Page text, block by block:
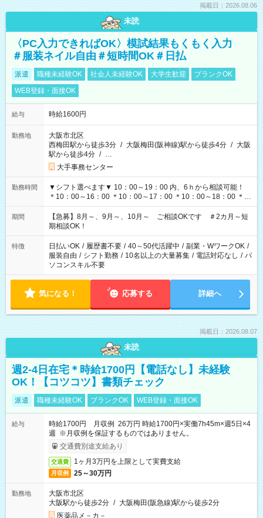
掲載日：2026.08.06
未読
〈PC入力できればOK〉模試結果もくもく入力
＃服装ネイル自由＃短時間OK＃日払
派遣 職種未経験OK 社会人未経験OK 大学生歓迎
ブランクOK
WEB登録・面接OK
給与 時給1600円
勤務地
大阪市北区
西梅田駅から徒歩3分 / 大阪梅田(阪神線)駅から徒歩4分 / 大阪
駅から徒歩4分 / …
大手事務センター
勤務時間
▼シフト選べます▼ 10：00～19：00 内、6ｈから相談可能！
＊10：00～16：00 ＊10：00～17：00 ＊10：00～18：00 ＊
11：00～19：00 ＊12：00～19：00 ＊13：00～19：00
期間
【急募】8月～、9月～、10月～ ご相談OKです ＃2カ月～短
期相談OK！
特徴 日払いOK / 履歴書不要 / 40～50代活躍中 / 副業・WワークOK /
服装自由 / シフト勤務 / 10名以上の大量募集 / 電話対応なし / パ
ソコンスキル不要
気になる！ 応募する 詳細へ
掲載日：2026.08.07
未読
週2-4日在宅＊時給1700円【電話なし】未経験
OK！【コツコツ】書類チェック
派遣 職種未経験OK ブランクOK WEB登録・面接OK
給与
時給1700円 月収例 26万円 時給1700円×実働7h45m×週5日×4
週 ※月収例を保証するものではありません。
交通費別途支給あり
交通費 1ヶ月3万円を上限として実費支給
月収例 25～30万円
勤務地
大阪市北区
大阪駅から徒歩2分 / 大阪梅田(阪急線)駅から徒歩2分
医薬品メ－カ－